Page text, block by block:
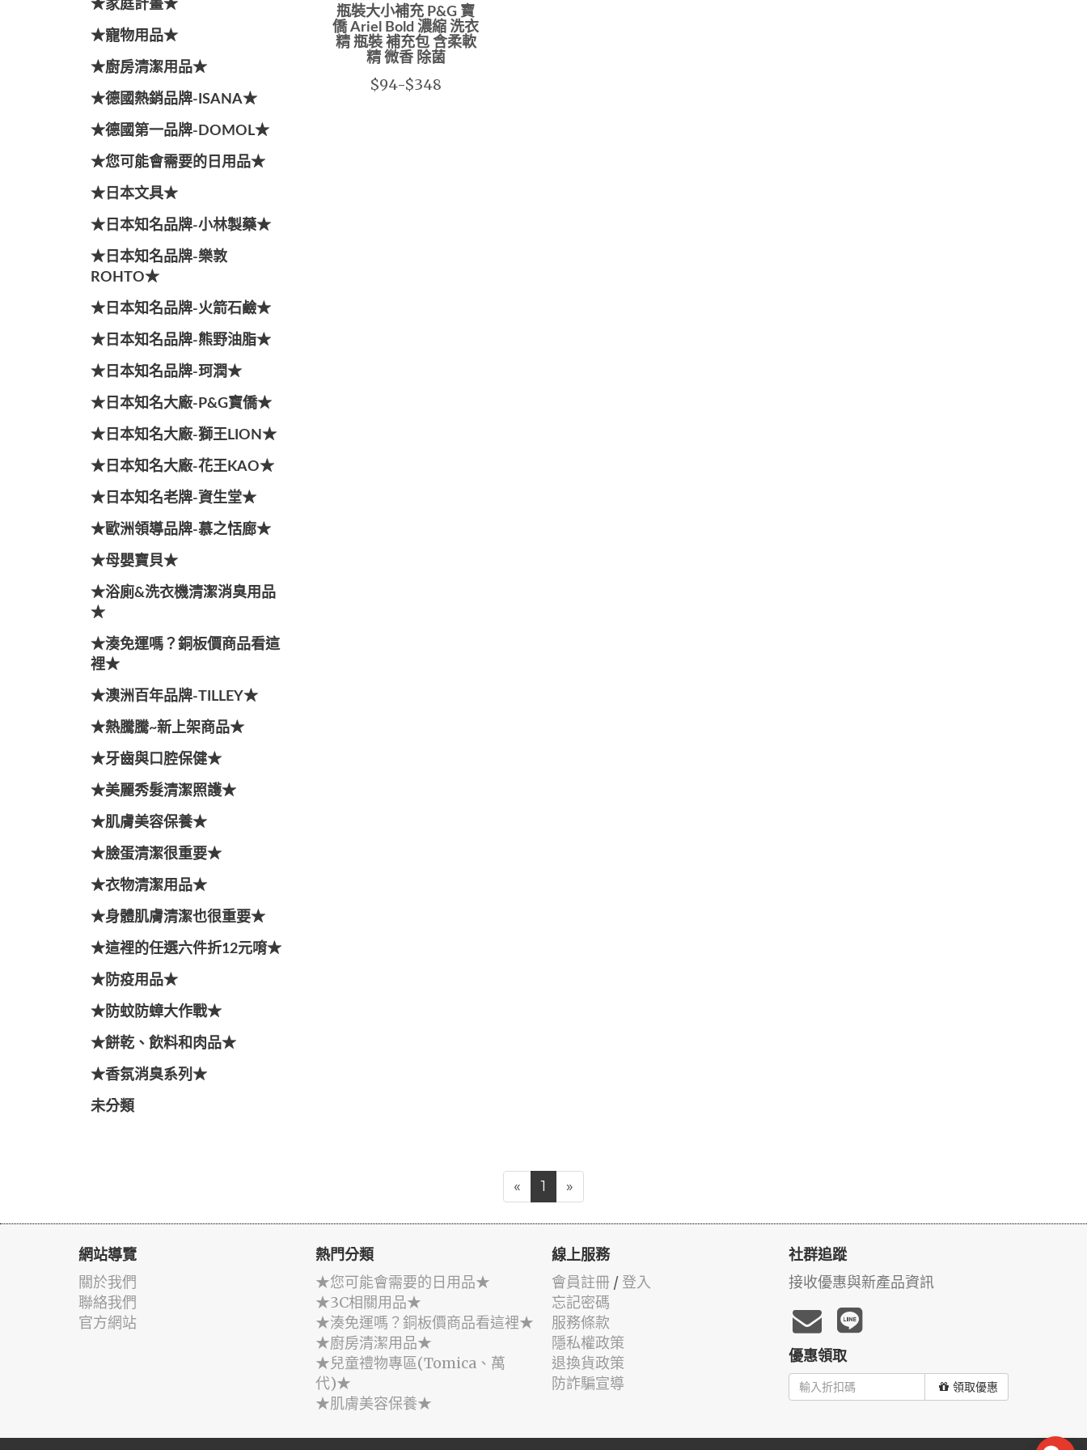
★家庭計畫★
★寵物用品★
★廚房清潔用品★
★德國熱銷品牌-ISANA★
★德國第一品牌-DOMOL★
★您可能會需要的日用品★
★日本文具★
★日本知名品牌-小林製藥★
★日本知名品牌-樂敦
ROHTO★
★日本知名品牌-火箭石鹼★
★日本知名品牌-熊野油脂★
★日本知名品牌-珂潤★
★日本知名大廠-P&G寶僑★
★日本知名大廠-獅王LION★
★日本知名大廠-花王KAO★
★日本知名老牌-資生堂★
★歐洲領導品牌-慕之恬廊★
★母嬰寶貝★
★浴廁&洗衣機清潔消臭用品
★
★湊免運嗎？銅板價商品看這
裡★
★澳洲百年品牌-TILLEY★
★熱騰騰~新上架商品★
★牙齒與口腔保健★
★美麗秀髮清潔照護★
★肌膚美容保養★
★臉蛋清潔很重要★
★衣物清潔用品★
★身體肌膚清潔也很重要★
★這裡的任選六件折12元唷★
★防疫用品★
★防蚊防蟑大作戰★
★餅乾、飲料和肉品★
★香氛消臭系列★
未分類
瓶裝大小補充 P&G 寶
僑 Ariel Bold 濃縮 洗衣
精 瓶裝 補充包 含柔軟
精 微香 除菌
$94-$348
« 1 »
網站導覽
關於我們
聯絡我們
官方網站
熱門分類
★您可能會需要的日用品★
★3C相關用品★
★湊免運嗎？銅板價商品看這裡★
★廚房清潔用品★
★兒童禮物專區(Tomica、萬
代)★
★肌膚美容保養★
線上服務
會員註冊 / 登入
忘記密碼
服務條款
隱私權政策
退換貨政策
防詐騙宣導
社群追蹤
接收優惠與新產品資訊
優惠領取
領取優惠